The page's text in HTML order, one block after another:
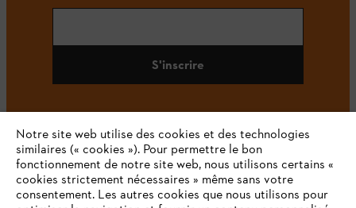
S'inscrire
#STIHL
Notre site web utilise des cookies et des technologies
similaires (« cookies »). Pour permettre le bon
fonctionnement de notre site web, nous utilisons certains «
cookies strictement nécessaires » même sans votre
consentement. Les autres cookies que nous utilisons pour